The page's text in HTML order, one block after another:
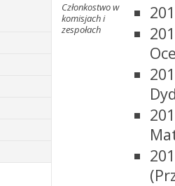
Członkostwo w
komisjach i
zespołach